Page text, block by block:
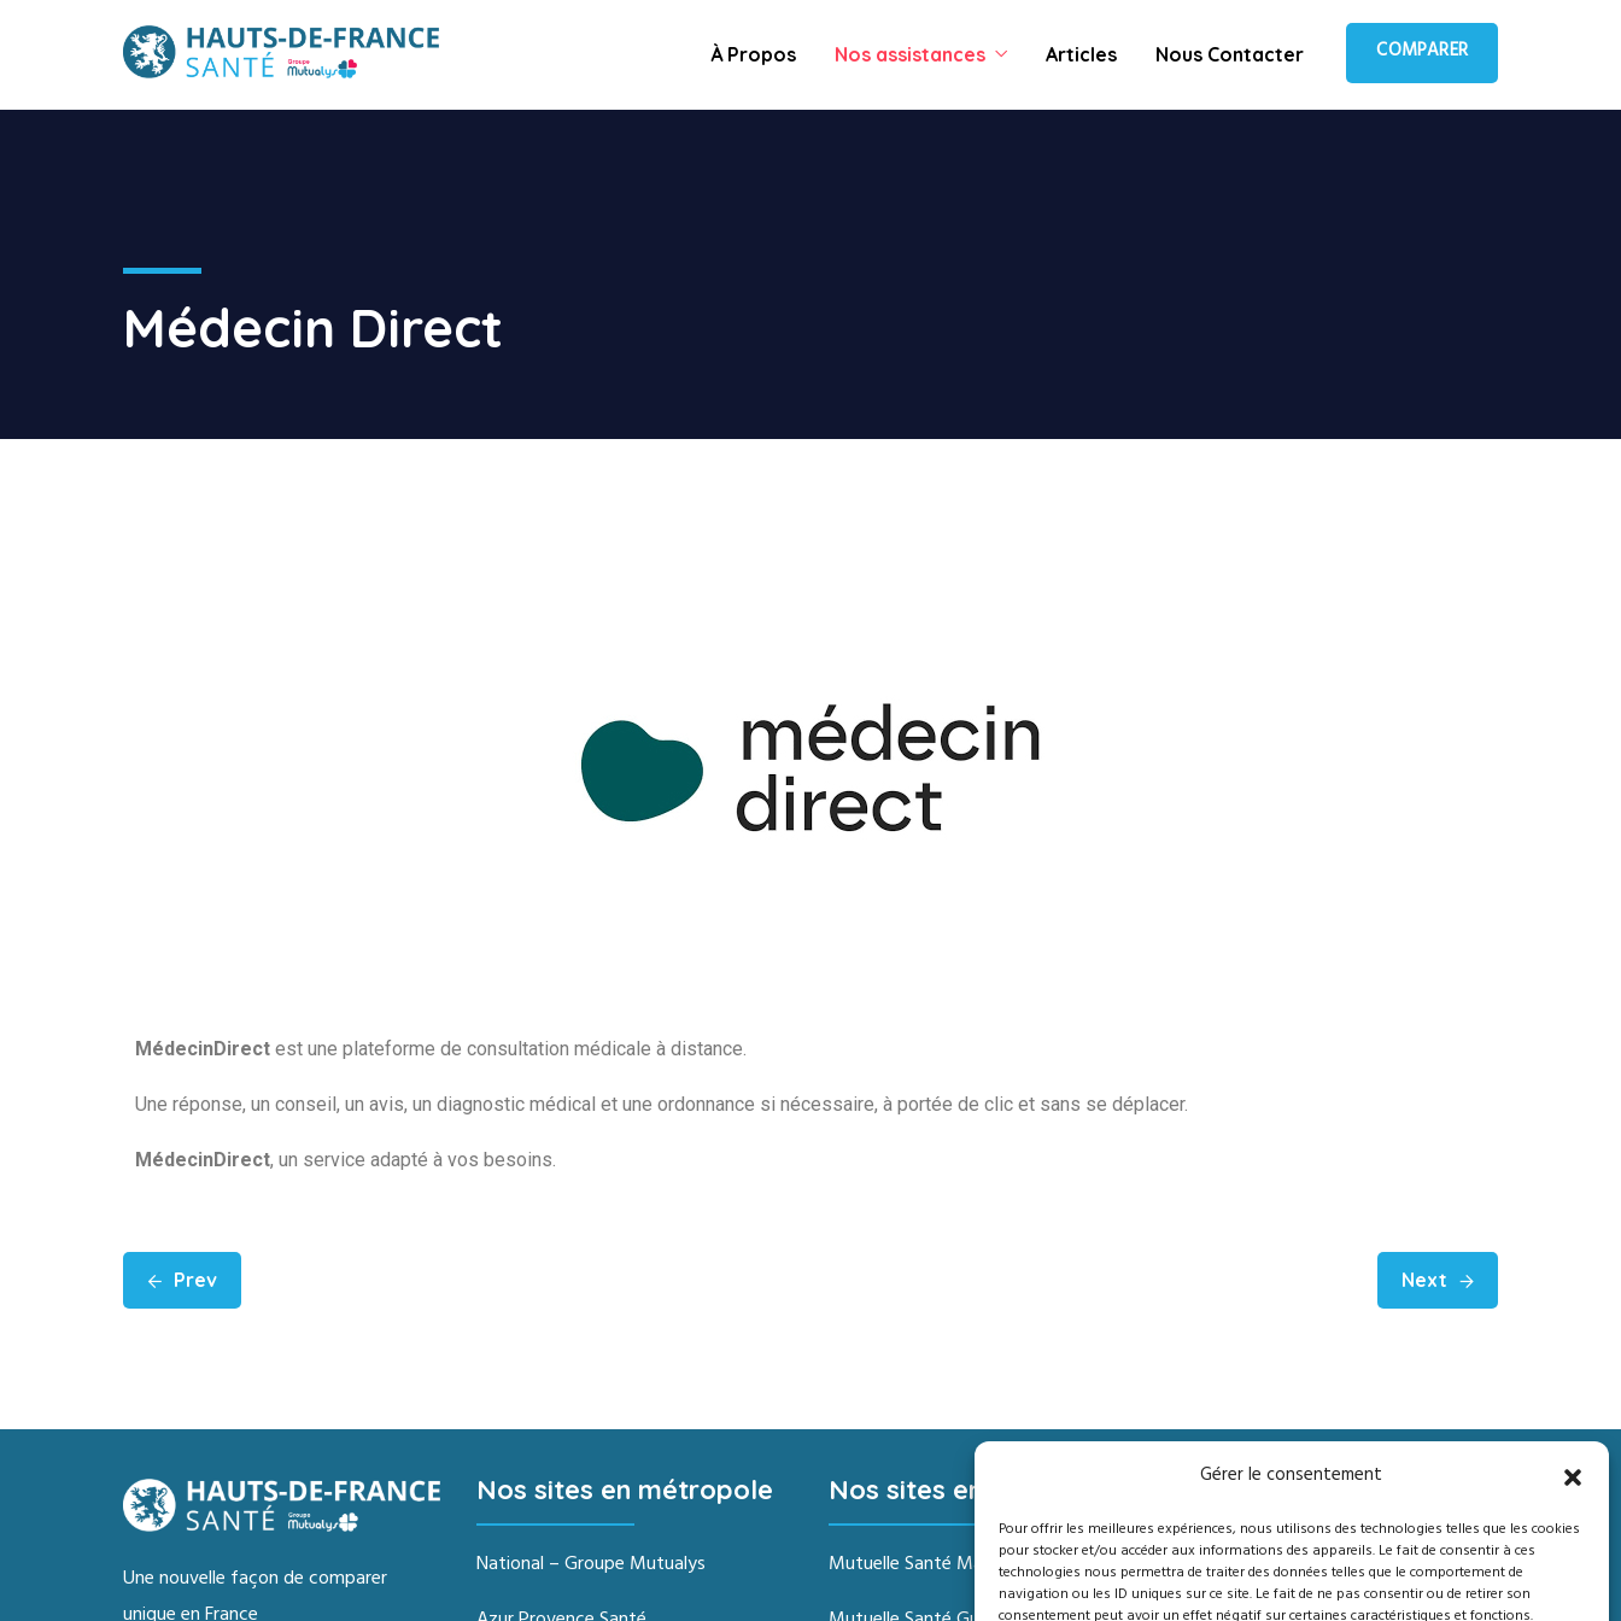
Gérer le consentement
Pour offrir les meilleures expériences, nous utilisons des technologies telles que les cookies
pour stocker et/ou accéder aux informations des appareils. Le fait de consentir à ces
technologies nous permettra de traiter des données telles que le comportement de
navigation ou les ID uniques sur ce site. Le fait de ne pas consentir ou de retirer son
À Propos Nos assistances Articles Nous Contacter COMPARER
Médecin Direct
MédecinDirect est une plateforme de consultation médicale à distance.
Une réponse, un conseil, un avis, un diagnostic médical et une ordonnance si nécessaire, à portée de clic et sans se déplacer.
MédecinDirect, un service adapté à vos besoins.
Prev Next
Une nouvelle façon de comparer
Nos sites en métropole
National – Groupe Mutualys
Nos sites en outre-mers
Mutuelle Santé Martinique
Informations et contact
Qui Sommes-Nous?